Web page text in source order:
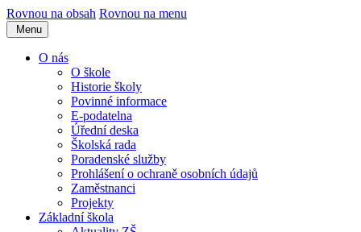
Rovnou na obsah Rovnou na menu
Menu
O nás
O škole
Historie školy
Povinné informace
E-podatelna
Úřední deska
Školská rada
Poradenské služby
Prohlášení o ochraně osobních údajů
Zaměstnanci
Projekty
Základní škola